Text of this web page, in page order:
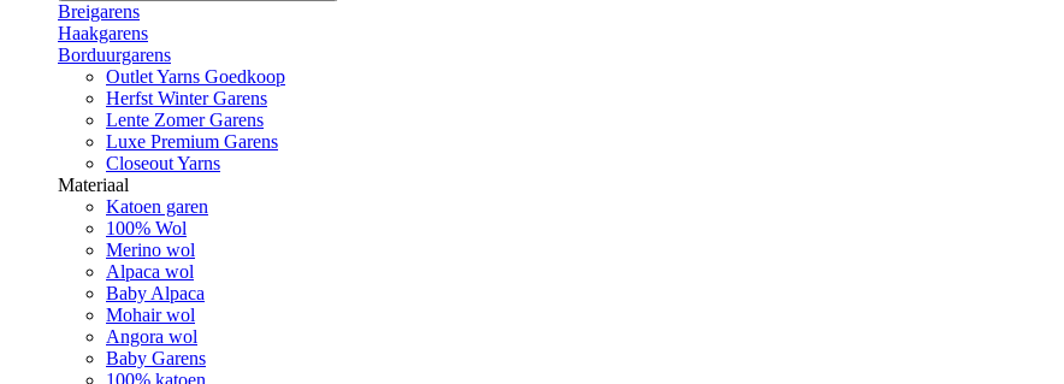
Breigarens
Haakgarens
Borduurgarens
Outlet Yarns Goedkoop
Herfst Winter Garens
Lente Zomer Garens
Luxe Premium Garens
Closeout Yarns
Materiaal
Katoen garen
100% Wol
Merino wol
Alpaca wol
Baby Alpaca
Mohair wol
Angora wol
Baby Garens
100% katoen